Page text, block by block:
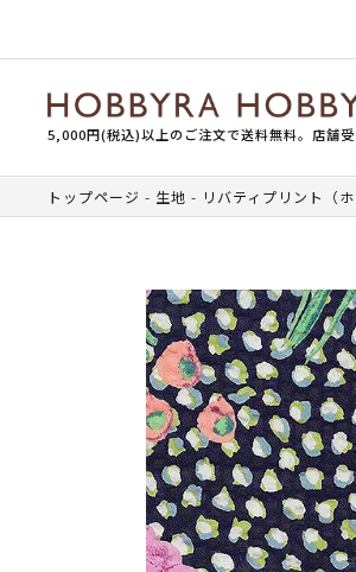
5,000円(税込)以上のご注文で送料無料。店舗
トップページ 生地 リバティプリント（